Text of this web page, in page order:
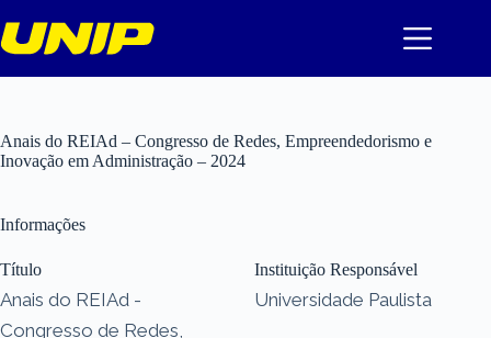
para
o
Anais do REIAd – Congresso de Redes, Empreendedorismo e
Inovação em Administração – 2024
Informações
Título
Anais do REIAd -
Congresso de Redes,
Instituição Responsável
Universidade Paulista